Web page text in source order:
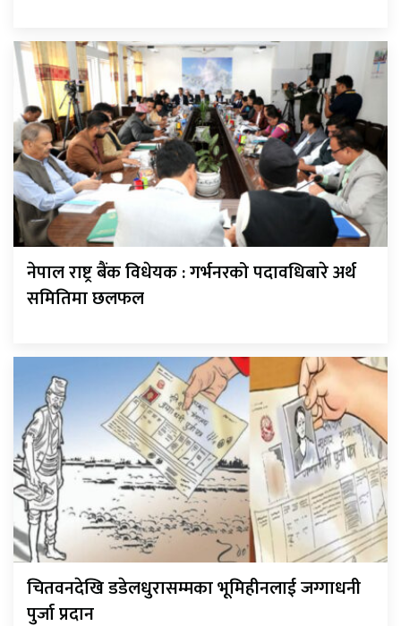
नेपाल राष्ट्र बैंक विधेयक : गर्भनरको पदावधिबारे अर्थ
समितिमा छलफल
चितवनदेखि डडेलधुरासम्मका भूमिहीनलाई जग्गाधनी
पुर्जा प्रदान